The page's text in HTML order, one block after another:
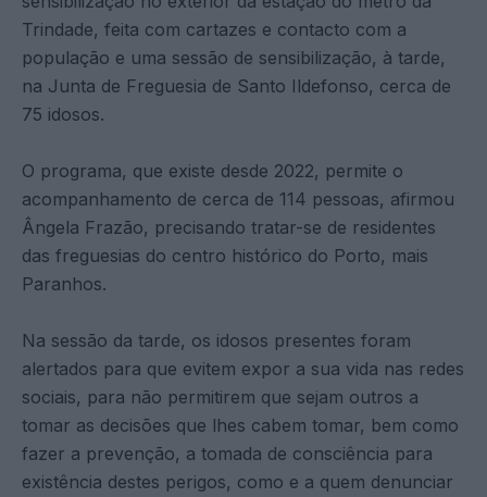
Trindade, feita com cartazes e contacto com a
população e uma sessão de sensibilização, à tarde,
na Junta de Freguesia de Santo Ildefonso, cerca de
75 idosos.
O programa, que existe desde 2022, permite o
acompanhamento de cerca de 114 pessoas, afirmou
Ângela Frazão, precisando tratar-se de residentes
das freguesias do centro histórico do Porto, mais
Paranhos.
Na sessão da tarde, os idosos presentes foram
alertados para que evitem expor a sua vida nas redes
sociais, para não permitirem que sejam outros a
tomar as decisões que lhes cabem tomar, bem como
fazer a prevenção, a tomada de consciência para
existência destes perigos, como e a quem denunciar